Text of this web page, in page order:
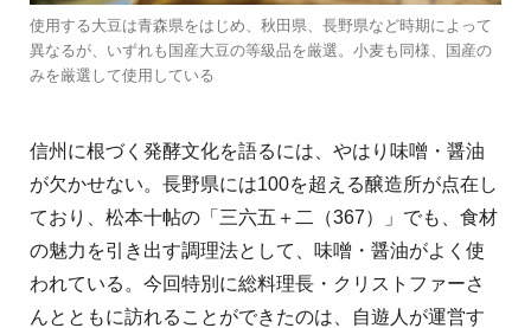
使用する大豆は青森県をはじめ、秋田県、長野県など時期によって
異なるが、いずれも国産大豆の等級品を厳選。小麦も同様、国産の
みを厳選して使用している
信州に根づく発酵文化を語るには、やはり味噌・醤油
が欠かせない。長野県には100を超える醸造所が点在し
ており、松本十帖の「三六五＋二（367）」でも、食材
の魅力を引き出す調理法として、味噌・醤油がよく使
われている。今回特別に総料理長・クリストファーさ
んとともに訪れることができたのは、自遊人が運営す